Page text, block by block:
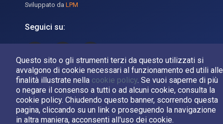
Questo sito o gli strumenti terzi da questo utilizzati si
avvalgono di cookie necessari al funzionamento ed utili alle
finalità illustrate nella cookie policy. Se vuoi saperne di più
o negare il consenso a tutti o ad alcuni cookie, consulta la
cookie policy. Chiudendo questo banner, scorrendo questa
pagina, cliccando su un link o proseguendo la navigazione
in altra maniera, acconsenti all'uso dei cookie.
Sviluppato da LPM
Seguici su: